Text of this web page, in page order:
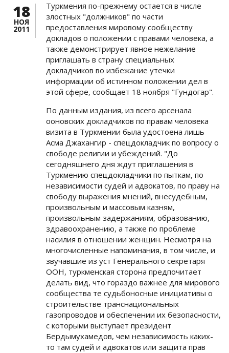
18
НОЯ
2011
Туркмения по-прежнему остается в числе
злостных "должников" по части
предоставления мировому сообществу
докладов о положении с правами человека, а
также демонстрирует явное нежелание
приглашать в страну специальных
докладчиков во избежание утечки
информации об истинном положении дел в
этой сфере, сообщает 18 ноября "Гундогар".
По данным издания, из всего арсенала
ооновских докладчиков по правам человека
визита в Туркмении была удостоена лишь
Асма Джахангир - спецдокладчик по вопросу о
свободе религии и убеждений. "До
сегодняшнего дня ждут приглашения в
Туркмению спецдокладчики по пыткам, по
независимости судей и адвокатов, по праву на
свободу выражения мнений, внесудебным,
произвольным и массовым казням,
произвольным задержаниям, образованию,
здравоохранению, а также по проблеме
насилия в отношении женщин. Несмотря на
многочисленные напоминания, в том числе, и
звучавшие из уст Генерального секретаря
ООН, туркменская сторона предпочитает
делать вид, что гораздо важнее для мирового
сообщества те судьбоносные инициативы о
строительстве транснациональных
газопроводов и обеспечении их безопасности,
с которыми выступает президент
Бердымухамедов, чем независимость каких-
то там судей и адвокатов или защита прав